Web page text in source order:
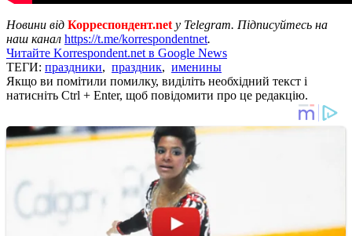
Новини від Корреспондент.net у Telegram. Підписуйтесь на
наш канал https://t.me/korrespondentnet.
Читайте Korrespondent.net в Google News
ТЕГИ: праздники, праздник, именины
Якщо ви помітили помилку, виділіть необхідний текст і
натисніть Ctrl + Enter, щоб повідомити про це редакцію.